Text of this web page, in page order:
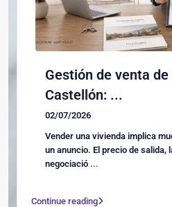
Gestión de venta
Castellón: ...
02/07/2026
Vender una vivienda implica
un anuncio. El precio de salida,
negociació ...
Continue reading